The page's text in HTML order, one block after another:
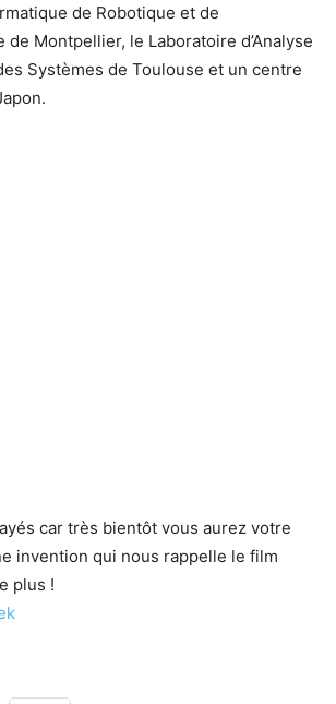
de Robotique et de
Montpellier, le Laboratoire d’Analyse
Systèmes de Toulouse et un centre
car très bientôt vous aurez votre
invention qui nous rappelle le film
plus !